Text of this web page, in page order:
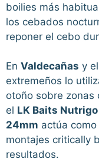
boilies más
los cebados
reponer el cebo
En Valdecañas y
extremeños lo
otoño sobre zonas
el LK Baits
24mm actúa
montajes critically
resultados.